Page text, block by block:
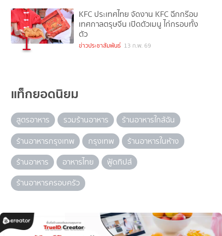
1
KFC ประเทศไทย จัดงาน KFC ฉีกกร๊อบ
เทศกาลตรุษจีน เปิดตัวเมนู ไก่กรอบทั้ง
ตัว
ข่าวประชาสัมพันธ์ 13 ก.พ. 69
แท็กยอดนิยม
สูตรอาหาร รวมร้านอาหาร
ร้านอาหารใกล้ฉัน
ร้านอาหารกรุงเทพ
กรุงเทพ
ร้านอาหารในห้าง
ร้านอาหาร
อาหารไทย
ฟู้ดทิปส์
ร้านอาหารครอบครัว